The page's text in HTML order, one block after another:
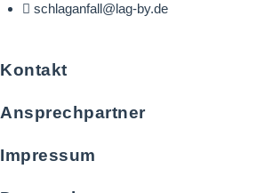
schlaganfall@lag-by.de
Kontakt
Ansprechpartner
Impressum